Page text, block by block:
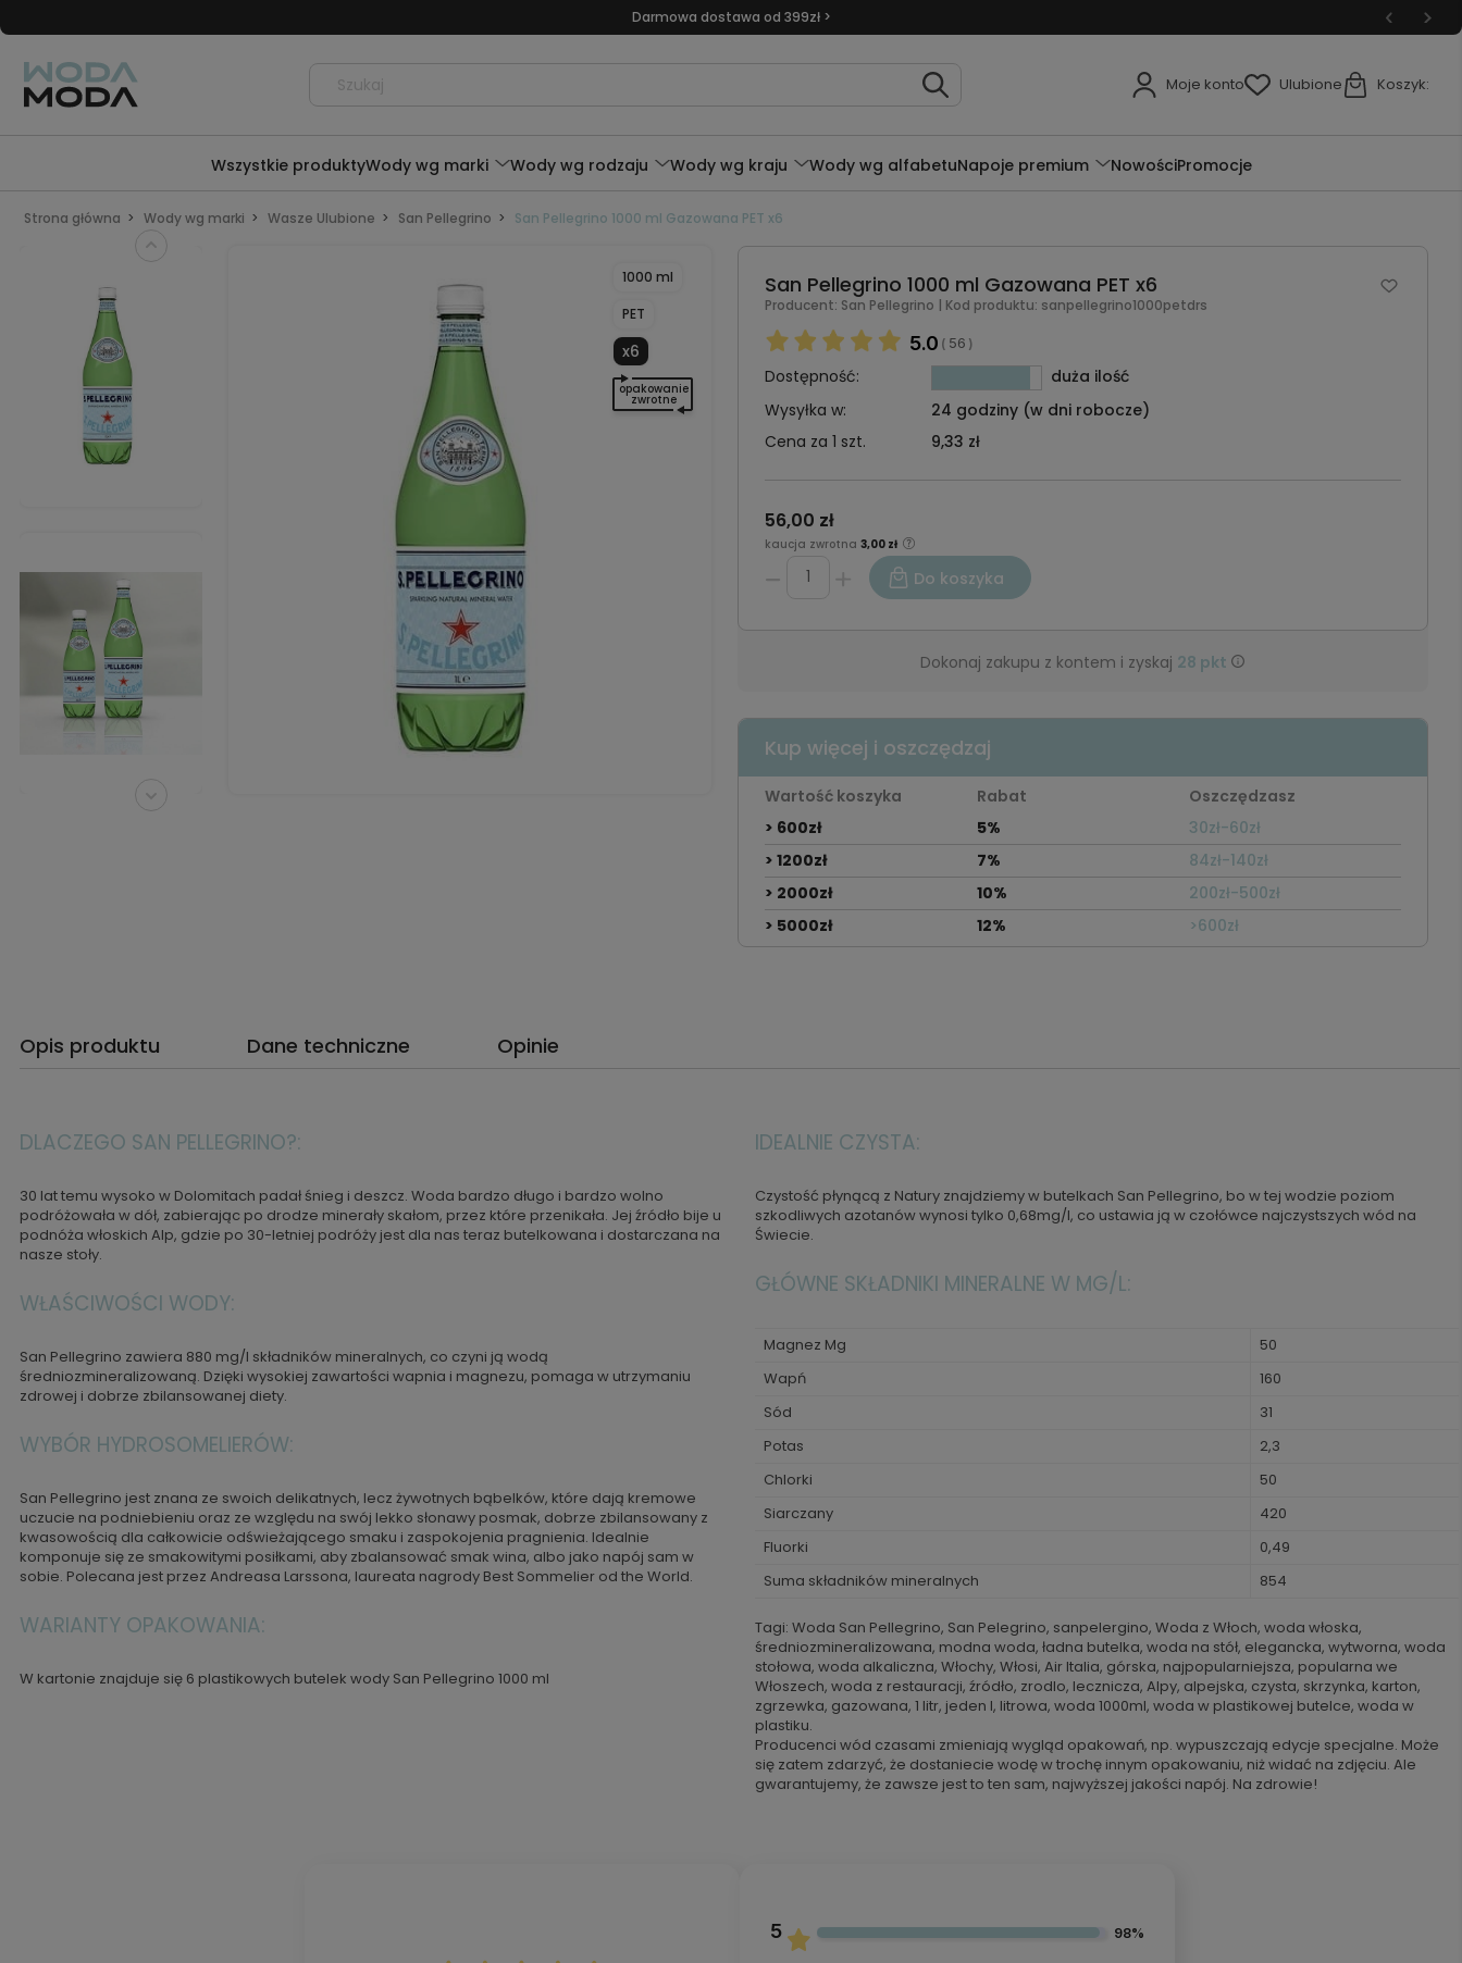
Darmowa dostawa od 399zł >
Moje konto Ulubione Koszyk:
Wszystkie produktyWody wg marki Wody wg rodzaju Wody wg kraju Wody wg alfabetuNapoje premium NowościPromocje
Strona główna Wody wg marki Wasze Ulubione San Pellegrino San Pellegrino 1000 ml Gazowana PET x6
1000 ml
PET
x6
opakowanie
zwrotne
San Pellegrino 1000 ml Gazowana PET x6
Producent: San Pellegrino | Kod produktu: sanpellegrino1000petdrs
5.0 ( 56 )
Dostępność:
duża ilość
Wysyłka w:
24 godziny (w dni robocze)
Cena za 1 szt.
9,33 zł
56,00 zł
kaucja zwrotna 3,00 zł
Do koszyka
Dokonaj zakupu z kontem i zyskaj 28 pkt
Kup więcej i oszczędzaj
Wartość koszyka Rabat
Oszczędzasz
> 600zł
5%
30zł-60zł
> 1200zł
7%
84zł-140zł
> 2000zł
10%
200zł-500zł
> 5000zł
12% >600zł
Opis produktu Dane techniczne Opinie
DLACZEGO SAN PELLEGRINO?:
30 lat temu wysoko w Dolomitach padał śnieg i deszcz. Woda bardzo długo i bardzo wolno
podróżowała w dół, zabierając po drodze minerały skałom, przez które przenikała. Jej źródło bije u
podnóża włoskich Alp, gdzie po 30-letniej podróży jest dla nas teraz butelkowana i dostarczana na
nasze stoły.
WŁAŚCIWOŚCI WODY:
San Pellegrino zawiera 880 mg/l składników mineralnych, co czyni ją wodą
średniozmineralizowaną. Dzięki wysokiej zawartości wapnia i magnezu, pomaga w utrzymaniu
zdrowej i dobrze zbilansowanej diety.
WYBÓR HYDROSOMELIERÓW:
San Pellegrino jest znana ze swoich delikatnych, lecz żywotnych bąbelków, które dają kremowe
uczucie na podniebieniu oraz ze względu na swój lekko słonawy posmak, dobrze zbilansowany z
kwasowością dla całkowicie odświeżającego smaku i zaspokojenia pragnienia. Idealnie
komponuje się ze smakowitymi posiłkami, aby zbalansować smak wina, albo jako napój sam w
sobie. Polecana jest przez Andreasa Larssona, laureata nagrody Best Sommelier od the World.
WARIANTY OPAKOWANIA:
W kartonie znajduje się 6 plastikowych butelek wody San Pellegrino 1000 ml
IDEALNIE CZYSTA:
Czystość płynącą z Natury znajdziemy w butelkach San Pellegrino, bo w tej wodzie poziom
szkodliwych azotanów wynosi tylko 0,68mg/l, co ustawia ją w czołówce najczystszych wód na
Świecie.
GŁÓWNE SKŁADNIKI MINERALNE W MG/L:
Magnez Mg
50
Wapń
160
Sód
31
Potas
2,3
Chlorki
50
Siarczany
420
Fluorki
0,49
Suma składników mineralnych
854
Tagi: Woda San Pellegrino, San Pelegrino, sanpelergino, Woda z Włoch, woda włoska,
średniozmineralizowana, modna woda, ładna butelka, woda na stół, elegancka, wytworna, woda
stołowa, woda alkaliczna, Włochy, Włosi, Air Italia, górska, najpopularniejsza, popularna we
Włoszech, woda z restauracji, źródło, zrodlo, lecznicza, Alpy, alpejska, czysta, skrzynka, karton,
zgrzewka, gazowana, 1 litr, jeden l, litrowa, woda 1000ml, woda w plastikowej butelce, woda w
plastiku.
Producenci wód czasami zmieniają wygląd opakowań, np. wypuszczają edycje specjalne. Może
się zatem zdarzyć, że dostaniecie wodę w trochę innym opakowaniu, niż widać na zdjęciu. Ale
gwarantujemy, że zawsze jest to ten sam, najwyższej jakości napój. Na zdrowie!
5 98%